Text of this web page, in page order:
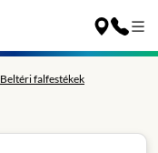
Beltéri falfestékek